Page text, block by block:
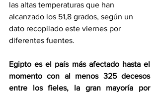
las altas temperaturas que han
alcanzado los 51,8 grados, según un
dato recopilado este viernes por
diferentes fuentes.
Egipto es el país más afectado hasta el
momento con al menos 325 decesos
entre los fieles, la gran mayoría por